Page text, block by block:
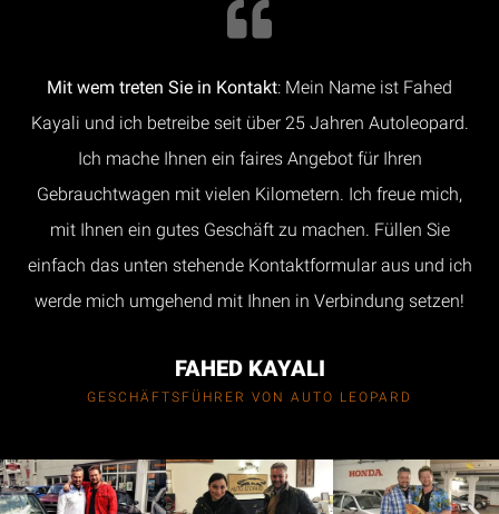
Mit wem treten Sie in Kontakt: Mein Name ist Fahed
Kayali und ich betreibe seit über 25 Jahren Autoleopard.
Ich mache Ihnen ein faires Angebot für Ihren
Gebrauchtwagen mit vielen Kilometern. Ich freue mich,
mit Ihnen ein gutes Geschäft zu machen. Füllen Sie
einfach das unten stehende Kontaktformular aus und ich
werde mich umgehend mit Ihnen in Verbindung setzen!
FAHED KAYALI
GESCHÄFTSFÜHRER VON AUTO LEOPARD